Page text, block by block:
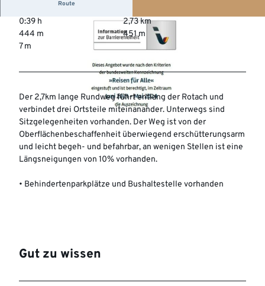
Route
0:39 h
2,73 km
444 m
451 m
7 m
Der 2,7km lange Rundweg führt entlang der Rotach und
verbindet drei Ortsteile miteinanander. Unterwegs sind
Sitzgelegenheiten vorhanden. Der Weg ist von der
Oberflächenbeschaffenheit überwiegend erschütterungsarm
und leicht begeh- und befahrbar, an wenigen Stellen ist eine
Längsneigungen von 10% vorhanden.
• Behindertenparkplätze und Bushaltestelle vorhanden
Gut zu wissen